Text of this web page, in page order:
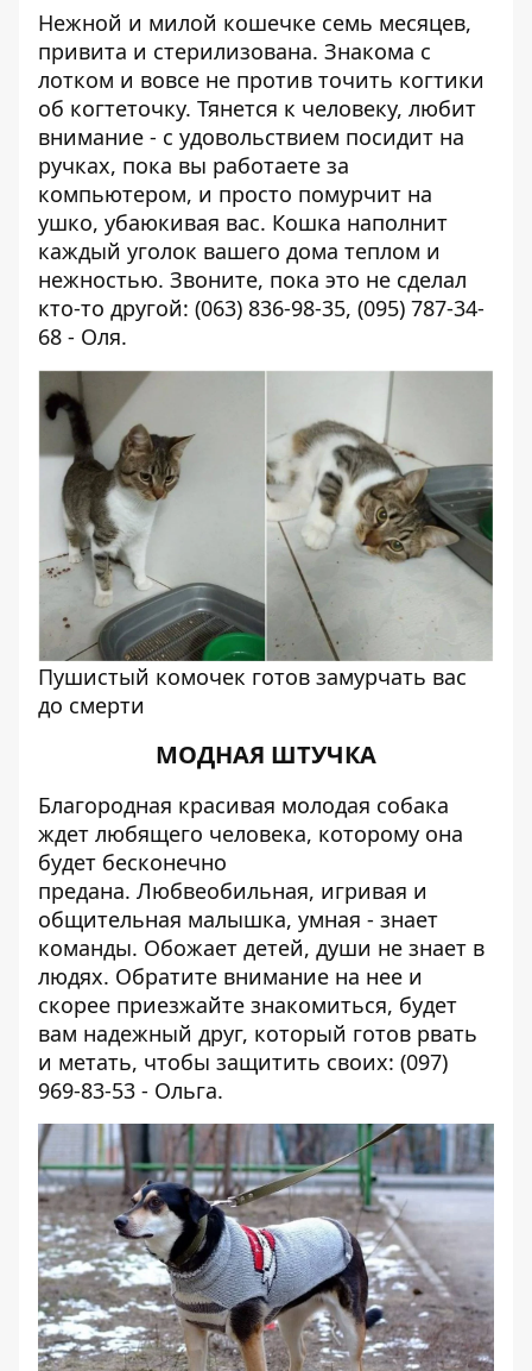
Нежной и милой кошечке семь месяцев,
привита и стерилизована. Знакома с
лотком и вовсе не против точить когтики
об когтеточку. Тянется к человеку, любит
внимание - с удовольствием посидит на
ручках, пока вы работаете за
компьютером, и просто помурчит на
ушко, убаюкивая вас. Кошка наполнит
каждый уголок вашего дома теплом и
нежностью. Звоните, пока это не сделал
кто-то другой: (063) 836-98-35, (095) 787-34-
68 - Оля.
Пушистый комочек готов замурчать вас
до смерти
МОДНАЯ ШТУЧКА
Благородная красивая молодая собака
ждет любящего человека, которому она
будет бесконечно
предана. Любвеобильная, игривая и
общительная малышка, умная - знает
команды. Обожает детей, души не знает в
людях. Обратите внимание на нее и
скорее приезжайте знакомиться, будет
вам надежный друг, который готов рвать
и метать, чтобы защитить своих: (097)
969-83-53 - Ольга.